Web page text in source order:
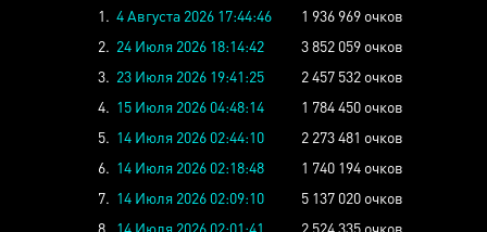
1. 4 Августа 2026 17:44:46
1 936 969 очков
2. 24 Июля 2026 18:14:42
3 852 059 очков
3. 23 Июля 2026 19:41:25
2 457 532 очков
4. 15 Июля 2026 04:48:14
1 784 450 очков
5. 14 Июля 2026 02:44:10
2 273 481 очков
6. 14 Июля 2026 02:18:48
1 740 194 очков
7. 14 Июля 2026 02:09:10
5 137 020 очков
8. 14 Июля 2026 02:01:41
2 524 335 очков